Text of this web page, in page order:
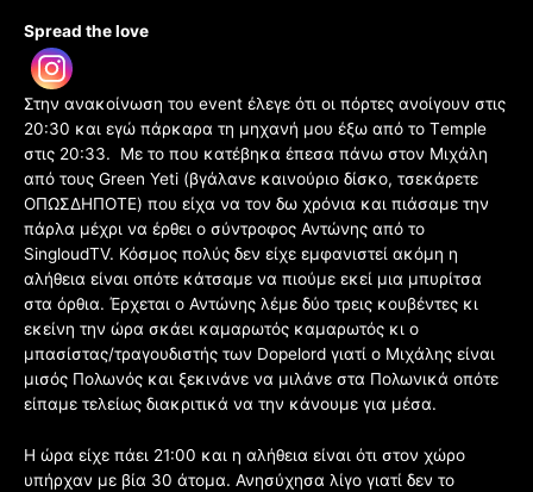
Spread the love
Στην ανακοίνωση του event έλεγε ότι οι πόρτες ανοίγουν στις
20:30 και εγώ πάρκαρα τη μηχανή μου έξω από το Τemple
στις 20:33. Με το που κατέβηκα έπεσα πάνω στον Μιχάλη
από τους Green Yeti (βγάλανε καινούριο δίσκο, τσεκάρετε
ΟΠΩΣΔΗΠΟΤΕ) που είχα να τον δω χρόνια και πιάσαμε την
πάρλα μέχρι να έρθει ο σύντροφος Αντώνης από το
SingloudTV. Κόσμος πολύς δεν είχε εμφανιστεί ακόμη η
αλήθεια είναι οπότε κάτσαμε να πιούμε εκεί μια μπυρίτσα
στα όρθια. Έρχεται ο Αντώνης λέμε δύο τρεις κουβέντες κι
εκείνη την ώρα σκάει καμαρωτός καμαρωτός κι ο
μπασίστας/τραγουδιστής των Dopelord γιατί ο Μιχάλης είναι
μισός Πολωνός και ξεκινάνε να μιλάνε στα Πολωνικά οπότε
είπαμε τελείως διακριτικά να την κάνουμε για μέσα.
Η ώρα είχε πάει 21:00 και η αλήθεια είναι ότι στον χώρο
υπήρχαν με βία 30 άτομα. Ανησύχησα λίγο γιατί δεν το